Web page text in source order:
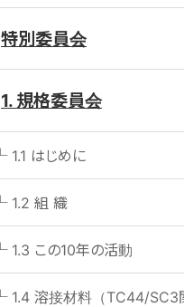
特別委員会
1. 規格委員会
1.1 はじめに
1.2 組 織
1.3 この10年の活動
1.4 溶接材料（TC44/SC3